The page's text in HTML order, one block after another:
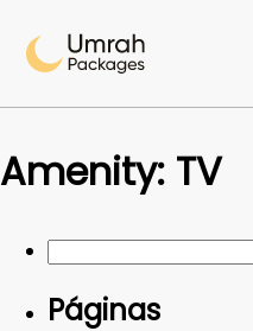
Amenity: TV
Pesquisar
Páginas